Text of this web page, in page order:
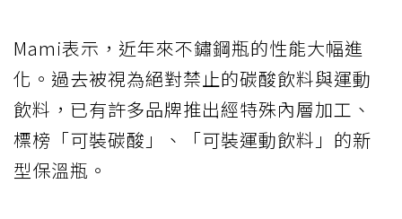
Mami表示，近年來不鏽鋼瓶的性能大幅進
化。過去被視為絕對禁止的碳酸飲料與運動
飲料，已有許多品牌推出經特殊內層加工、
標榜「可裝碳酸」、「可裝運動飲料」的新
型保溫瓶。